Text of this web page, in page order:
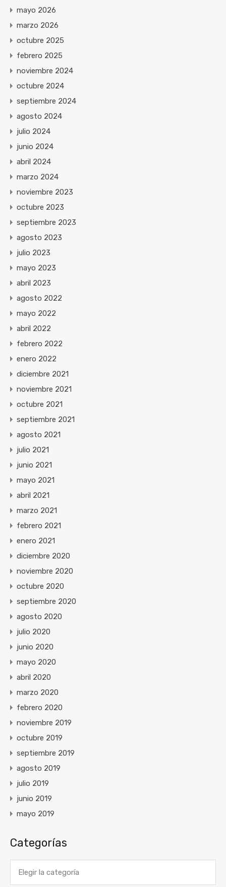
mayo 2026
marzo 2026
octubre 2025
febrero 2025
noviembre 2024
octubre 2024
septiembre 2024
agosto 2024
julio 2024
junio 2024
abril 2024
marzo 2024
noviembre 2023
octubre 2023
septiembre 2023
agosto 2023
julio 2023
mayo 2023
abril 2023
agosto 2022
mayo 2022
abril 2022
febrero 2022
enero 2022
diciembre 2021
noviembre 2021
octubre 2021
septiembre 2021
agosto 2021
julio 2021
junio 2021
mayo 2021
abril 2021
marzo 2021
febrero 2021
enero 2021
diciembre 2020
noviembre 2020
octubre 2020
septiembre 2020
agosto 2020
julio 2020
junio 2020
mayo 2020
abril 2020
marzo 2020
febrero 2020
noviembre 2019
octubre 2019
septiembre 2019
agosto 2019
julio 2019
junio 2019
mayo 2019
Categorías